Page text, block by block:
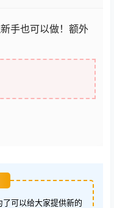
手也可以做！额外
可以给大家提供新的